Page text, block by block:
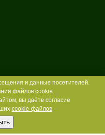
и данные посетителей.
файлов cookie
вы даёте согласие
cookie-файлов